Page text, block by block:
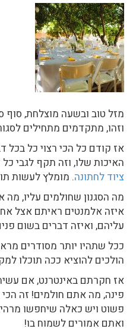
מזל טוב ובשעה מוצלחת,
וזהו, מתקדמים מתחילים
אז קודם כל הכי רצוי כל
האיכות שלו, וזה תקף לגבי
ציוד לחתונה. מומלץ לעשות
מה הסגנון שחולמים עליו, מה
איזה אלמנטים ראיתם אצל
עליהם, ואיזה דברים בשום
ככל שתהיו יותר מסודרים
הולכים להוציא ככה תוכלו
אז חקרתם באינטרנט, אם
פינה, מה אתם חולמים! זה
פשוט ויש כאלה שיחפשו
ואתם אמורים לשמוח בו!